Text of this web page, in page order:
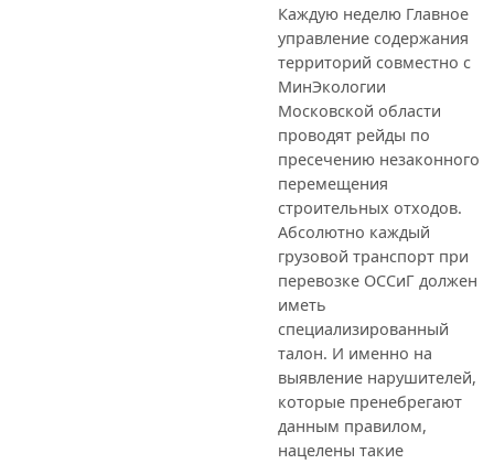
Каждую неделю Главное
управление содержания
территорий совместно с
МинЭкологии
Московской области
проводят рейды по
пресечению незаконного
перемещения
строительных отходов.
Абсолютно каждый
грузовой транспорт при
перевозке ОССиГ должен
иметь
специализированный
талон. И именно на
выявление нарушителей,
которые пренебрегают
данным правилом,
нацелены такие